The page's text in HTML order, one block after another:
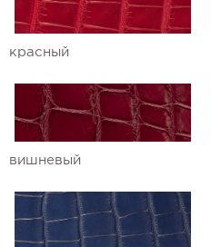
красный
вишневый